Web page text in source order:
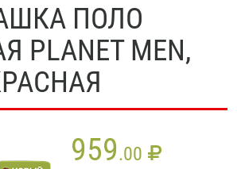
ПОЛО
PLANET MEN,
959.00